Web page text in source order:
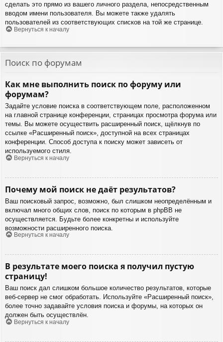
сделать это прямо из вашего личного раздела, непосредственным
вводом имени пользователя. Вы можете также удалять
пользователей из соответствующих списков на той же странице.
Вернуться к началу
Поиск по форумам
Как мне выполнить поиск по форуму или
форумам?
Задайте условие поиска в соответствующем поле, расположенном
на главной странице конференции, страницах просмотра форума или
темы. Вы можете осуществить расширенный поиск, щёлкнув по
ссылке «Расширенный поиск», доступной на всех страницах
конференции. Способ доступа к поиску может зависеть от
используемого стиля.
Вернуться к началу
Почему мой поиск не даёт результатов?
Ваш поисковый запрос, возможно, был слишком неопределённым и
включал много общих слов, поиск по которым в phpBB не
осуществляется. Будьте более конкретны и используйте
возможности расширенного поиска.
Вернуться к началу
В результате моего поиска я получил пустую
страницу!
Ваш поиск дал слишком большое количество результатов, которые
веб-сервер не смог обработать. Используйте «Расширенный поиск»,
более точно задавайте условия поиска и форумы, на которых он
должен быть осуществлён.
Вернуться к началу